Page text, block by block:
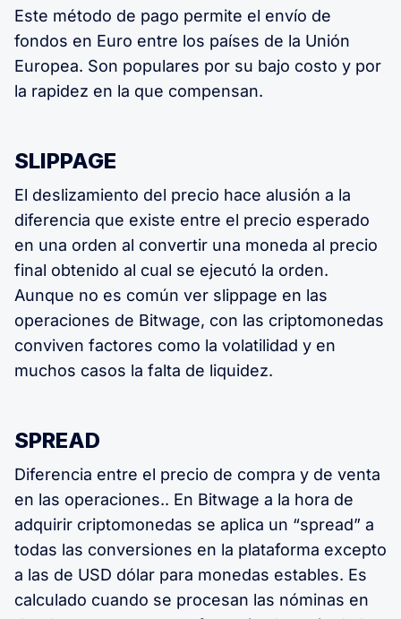
Este método de pago permite el envío de
fondos en Euro entre los países de la Unión
Europea. Son populares por su bajo costo y por
la rapidez en la que compensan.
SLIPPAGE
El deslizamiento del precio hace alusión a la
diferencia que existe entre el precio esperado
en una orden al convertir una moneda al precio
final obtenido al cual se ejecutó la orden.
Aunque no es común ver slippage en las
operaciones de Bitwage, con las criptomonedas
conviven factores como la volatilidad y en
muchos casos la falta de liquidez.
SPREAD
Diferencia entre el precio de compra y de venta
en las operaciones.. En Bitwage a la hora de
adquirir criptomonedas se aplica un “spread” a
todas las conversiones en la plataforma excepto
a las de USD dólar para monedas estables. Es
calculado cuando se procesan las nóminas en